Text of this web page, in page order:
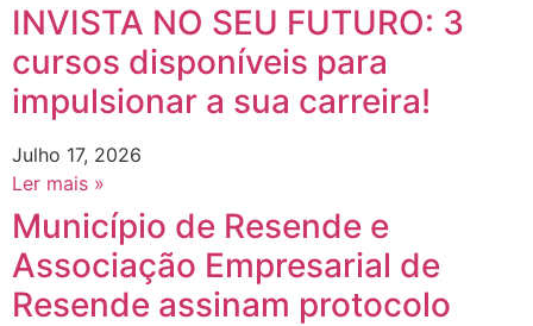
INVISTA NO SEU FUTURO: 3
cursos disponíveis para
impulsionar a sua carreira!
Julho 17, 2026
Ler mais »
Município de Resende e
Associação Empresarial de
Resende assinam protocolo